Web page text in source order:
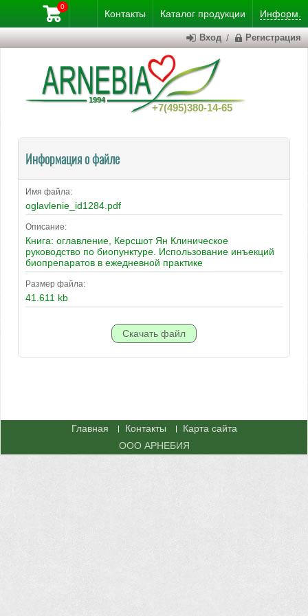
Контакты Каталог продукции Информ.
+7(495)380-14-65
0
Вход / Регистрация
Информация о файле
Имя файла:
oglavlenie_id1284.pdf
Описание:
Книга: оглавление, Керсшот Ян Клиническое
руководство по биопунктуре. Использование инъекций
биопрепаратов в ежедневной практике
Размер файла:
41.611 kb
Главная Контакты
Карта сайта
ООО АРНЕБИЯ